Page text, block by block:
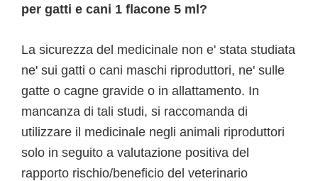
per gatti e cani 1 flacone 5 ml?
La sicurezza del medicinale non e' stata studiata
ne' sui gatti o cani maschi riproduttori, ne' sulle
gatte o cagne gravide o in allattamento. In
mancanza di tali studi, si raccomanda di
utilizzare il medicinale negli animali riproduttori
solo in seguito a valutazione positiva del
rapporto rischio/beneficio del veterinario